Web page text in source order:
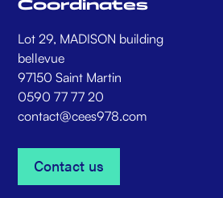
Coordinates
Lot 29, MADISON building
bellevue
97150 Saint Martin
0590 77 77 20
contact@cees978.com
Contact us
Contact us